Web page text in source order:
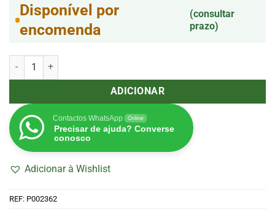
Disponível por
encomenda
(consultar
prazo)
Quantidade de Extractor RVK 125 A1 220 m3/h (RVK)
ADICIONAR
Contactos WhatsApp Online
Precisar de ajuda? Converse
conosco
Adicionar à Wishlist
REF: P002362